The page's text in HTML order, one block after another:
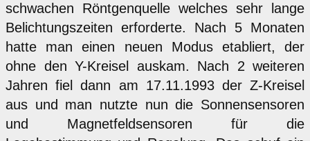
schwachen Röntgenquelle welches sehr lange
Belichtungszeiten erforderte. Nach 5 Monaten
hatte man einen neuen Modus etabliert, der
ohne den Y-Kreisel auskam. Nach 2 weiteren
Jahren fiel dann am 17.11.1993 der Z-Kreisel
aus und man nutzte nun die Sonnensensoren
und Magnetfeldsensoren für die